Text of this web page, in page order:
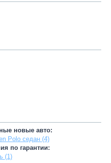
новые авто:
Polo седан (4)
по гарантии:
(1)